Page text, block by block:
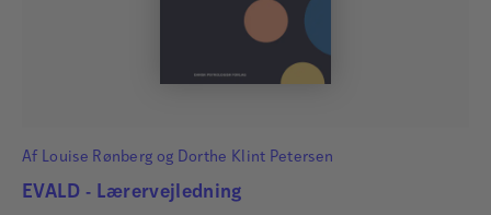
Af Louise Rønberg og Dorthe Klint Petersen
EVALD - Lærervejledning